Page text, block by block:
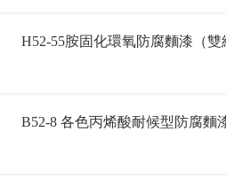
H52-55胺固化環氧防腐麵漆（雙
B52-8 各色丙烯酸耐候型防腐麵